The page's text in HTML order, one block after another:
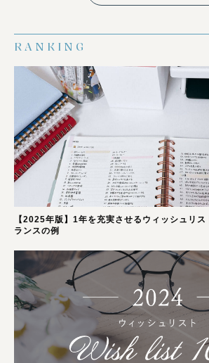
RANKING
【2025年版】1年を充実させるウィッシュリ
ランスの例